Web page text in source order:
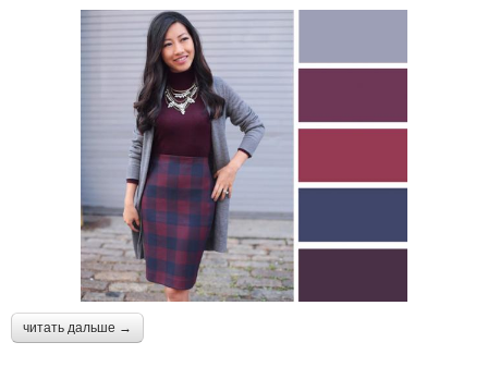
читать дальше →